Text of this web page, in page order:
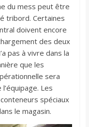
du mess peut être
tribord. Certaines
doivent encore
des deux
pas à vivre dans la
que les
sera
Les
spéciaux
le magasin.